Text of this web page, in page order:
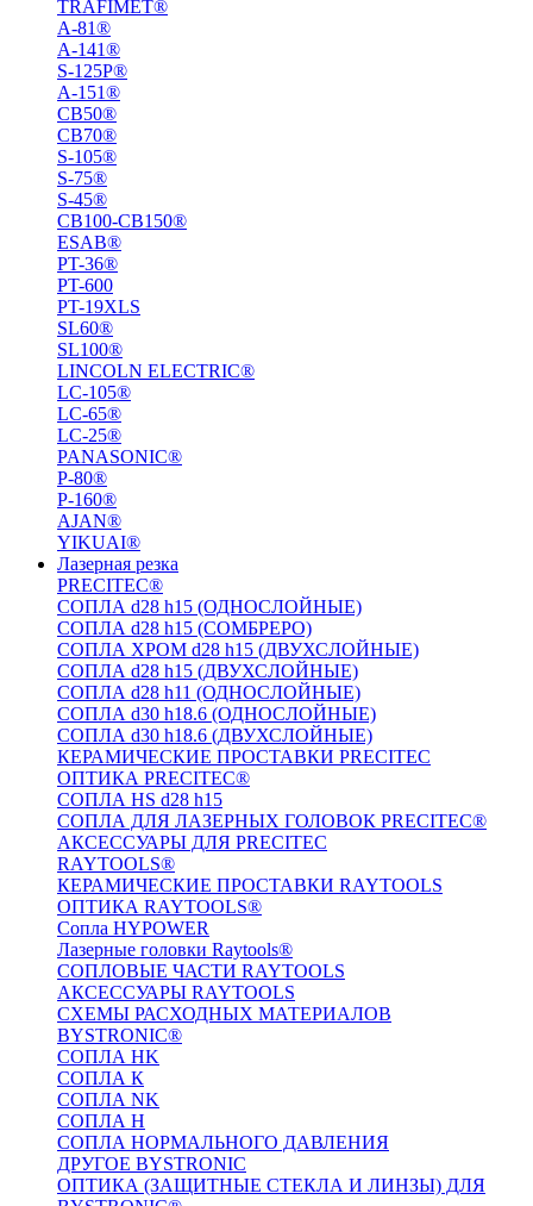
TRAFIMET®
A-81®
A-141®
S-125P®
A-151®
СВ50®
СВ70®
S-105®
S-75®
S-45®
СВ100-СВ150®
ESAB®
PT-36®
PT-600
PT-19XLS
SL60®
SL100®
LINCOLN ELECTRIC®
LC-105®
LC-65®
LC-25®
PANASONIC®
P-80®
P-160®
AJAN®
YIKUAI®
Лазерная резка
PRECITEC®
СОПЛА d28 h15 (ОДНОСЛОЙНЫЕ)
СОПЛА d28 h15 (СОМБРЕРО)
СОПЛА ХРОМ d28 h15 (ДВУХСЛОЙНЫЕ)
СОПЛА d28 h15 (ДВУХСЛОЙНЫЕ)
СОПЛА d28 h11 (ОДНОСЛОЙНЫЕ)
СОПЛА d30 h18.6 (ОДНОСЛОЙНЫЕ)
СОПЛА d30 h18.6 (ДВУХСЛОЙНЫЕ)
КЕРАМИЧЕСКИЕ ПРОСТАВКИ PRECITEC
ОПТИКА PRECITEC®
СОПЛА HS d28 h15
СОПЛА ДЛЯ ЛАЗЕРНЫХ ГОЛОВОК PRECITEC®
АКСЕССУАРЫ ДЛЯ PRECITEC
RAYTOOLS®
КЕРАМИЧЕСКИЕ ПРОСТАВКИ RAYTOOLS
ОПТИКА RAYTOOLS®
Сопла HYPOWER
Лазерные головки Raytools®
СОПЛОВЫЕ ЧАСТИ RAYTOOLS
АКСЕССУАРЫ RAYTOOLS
СХЕМЫ РАСХОДНЫХ МАТЕРИАЛОВ
BYSTRONIC®
СОПЛА HK
СОПЛА К
СОПЛА NK
СОПЛА H
СОПЛА НОРМАЛЬНОГО ДАВЛЕНИЯ
ДРУГОЕ BYSTRONIC
ОПТИКА (ЗАЩИТНЫЕ СТЕКЛА И ЛИНЗЫ) ДЛЯ